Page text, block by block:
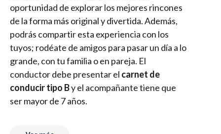
oportunidad de explorar los mejores rincones
de la forma más original y divertida. Además,
podrás compartir esta experiencia con los
tuyos; rodéate de amigos para pasar un día a lo
grande, con tu familia o en pareja. El
conductor debe presentar el carnet de
conducir tipo By el acompañante tiene que
ser mayor de 7 años.